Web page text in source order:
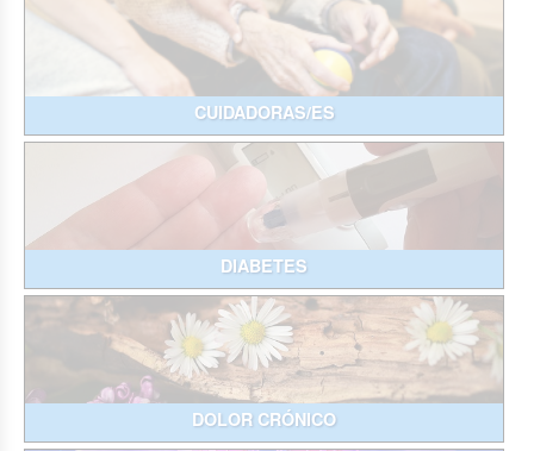
CUIDADORAS/ES
DIABETES
DOLOR CRÓNICO